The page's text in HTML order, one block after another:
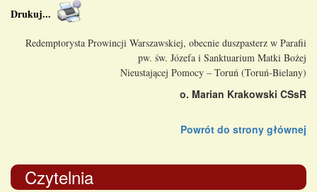
Drukuj...
Redemptorysta Prowincji Warszawskiej, obecnie duszpasterz w Parafii
pw. św. Józefa i Sanktuarium Matki Bożej
Nieustającej Pomocy – Toruń (Toruń-Bielany)
o. Marian Krakowski CSsR
Powrót do strony głównej
Czytelnia